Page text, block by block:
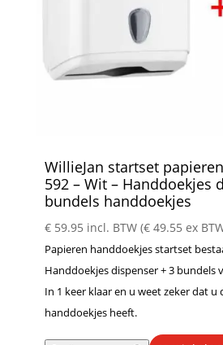
WillieJan startset
592 – Wit – Handdoekjes
bundels handdoekjes
€59.95 incl. BTW (€49.55 ex
Papieren handdoekjes startset
Handdoekjes dispenser + 3 bundels
In 1 keer klaar en u weet zeker dat u
handdoekjes heeft.